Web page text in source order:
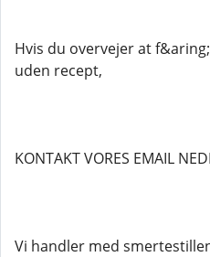
Hvis du overvejer at
uden recept,
KONTAKT VORES EMAIL
Vi handler med